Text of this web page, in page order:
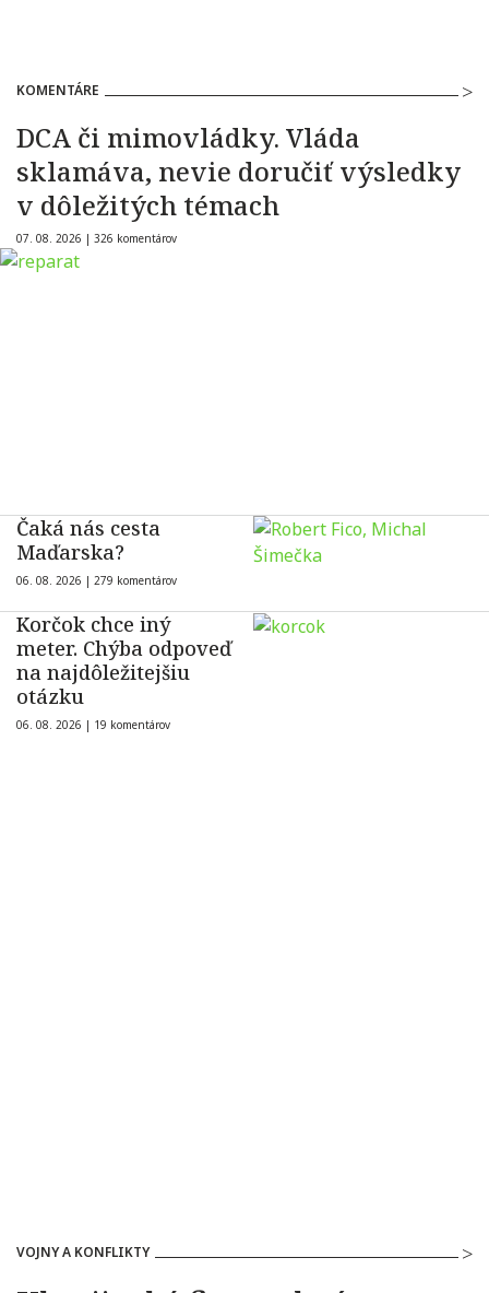
KOMENTÁRE
DCA či mimovládky. Vláda
sklamáva, nevie doručiť výsledky
v dôležitých témach
07. 08. 2026 | 326 komentárov
Čaká nás cesta
Maďarska?
06. 08. 2026 | 279 komentárov
Korčok chce iný
meter. Chýba odpoveď
na najdôležitejšiu
otázku
06. 08. 2026 | 19 komentárov
VOJNY A KONFLIKTY